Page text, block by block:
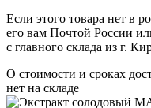
Если этого товара нет в
его вам Почтой России
с главного склада из г.
О стоимости и сроках
нет на складе